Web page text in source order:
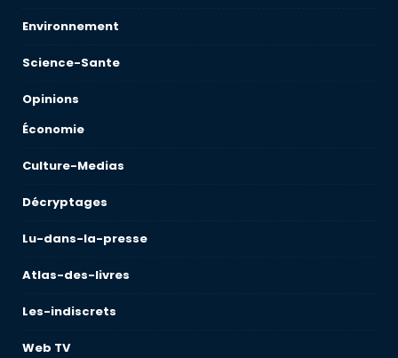
Environnement
Science-Sante
Opinions
Économie
Culture-Medias
Décryptages
Lu-dans-la-presse
Atlas-des-livres
Les-indiscrets
Web TV